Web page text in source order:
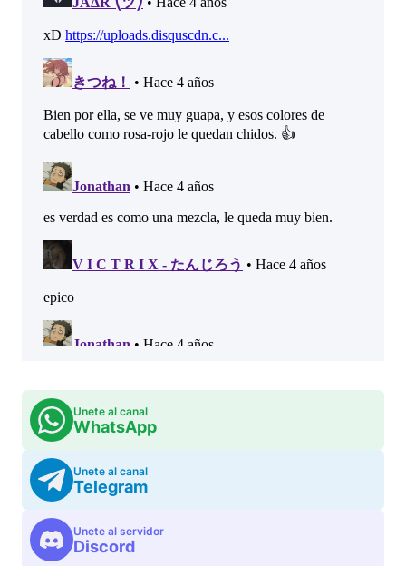
Unete al canal
WhatsApp
Unete al canal
Telegram
Unete al servidor
Discord